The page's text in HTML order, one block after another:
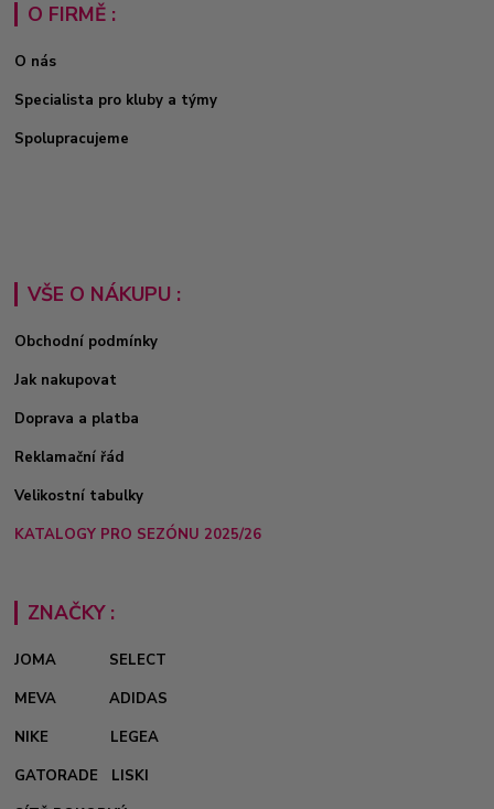
O FIRMĚ :
O nás
Specialista pro kluby a týmy
Spolupracujeme
VŠE O NÁKUPU :
Obchodní podmínky
Jak nakupovat
Doprava a platba
Reklamační řád
Velikostní tabulky
KATALOGY PRO SEZÓNU 2025/26
ZNAČKY :
JOMA
SELECT
MEVA
ADIDAS
NIKE
LEGEA
GATORADE
LISKI